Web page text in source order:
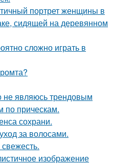
портрет женщины в
сидящей на деревянном
сложно играть в
не являюсь трендовым
по прическам.
сохрани.
за волосами.
изображение